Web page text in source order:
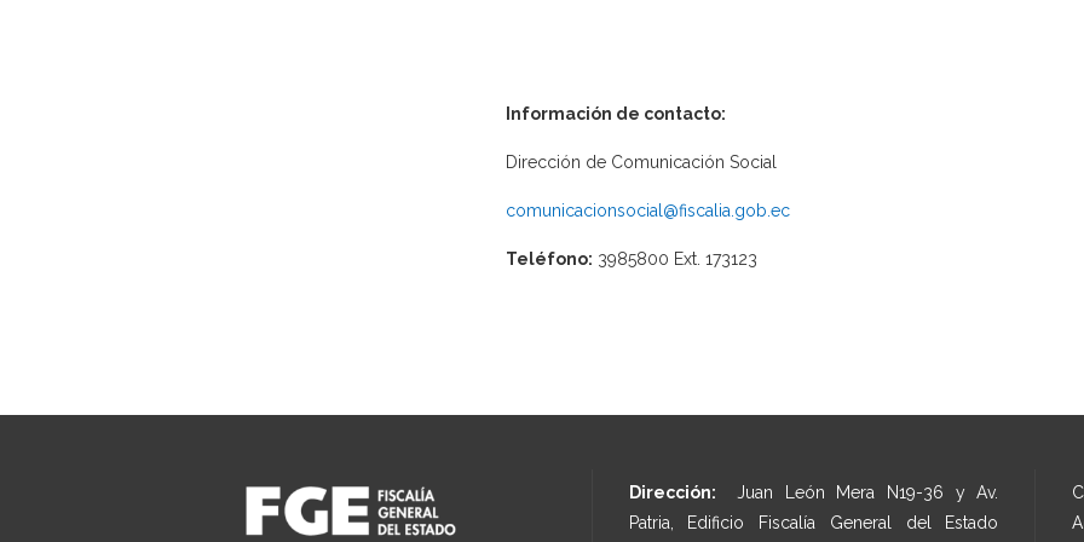
Información de contacto:
Dirección de Comunicación Social
comunicacionsocial@fiscalia.gob.ec
Teléfono: 3985800 Ext. 173123
Dirección: Juan León Mera N19-36 y Av.
Patria, Edificio Fiscalía General del Estado